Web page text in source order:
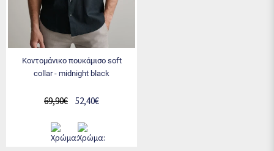
κοντομάνικο πουκάμισο soft
collar - midnight black
52,40€
69,90€